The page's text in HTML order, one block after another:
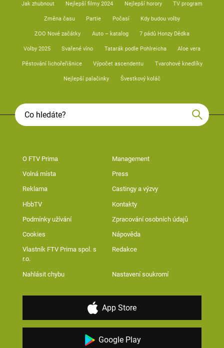
Jak zhubnout Nejlepší filmy 2024 Nejlepší horory TV program
Změna času Partie Počasí Kdy budou volby
ZOO Nové začátky Auto – katalog 7 pádů Honzy Dědka
Volby 2025 Svařené víno Tatarák podle Pohlreicha Aloe vera
Pěstování lichořeřišnice Výpočet ascendentu Tvarohové knedlíky
Nejlepší palačinky Švestkový koláč
O FTV Prima Management
Volná místa Press
Reklama Castingy a výzvy
HbbTV Kontakty
Podmínky užívání Zpracování osobních údajů
Cookies Nápověda
Vlastník FTV Prima spol. s
r.o.
Redakce
Nahlásit chybu Nastavení soukromí
App Store
Google Play